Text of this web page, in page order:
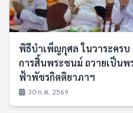
พิธีบำเพ็ญกุศล ในวาระคร
การสิ้นพระชนม์ ถวายเป็นพ
ฟ้าพัชรกิตติยาภาฯ
30 ก.ค. 2569